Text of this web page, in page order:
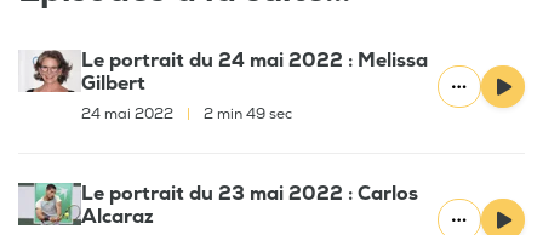
Le portrait du 24 mai 2022 : Melissa
Gilbert
24 mai 2022 2 min 49 sec
Le portrait du 23 mai 2022 : Carlos
Alcaraz